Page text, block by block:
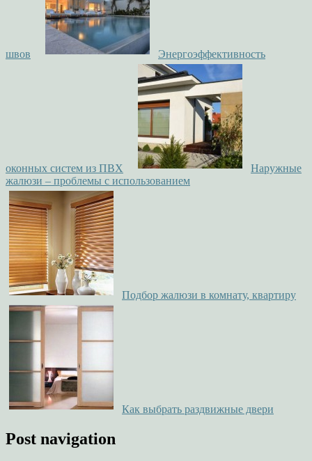
швов Энергоэффективность
оконных систем из ПВХ
Наружные
жалюзи – проблемы с использованием
Подбор жалюзи в комнату, квартиру
Как выбрать раздвижные двери
Post navigation